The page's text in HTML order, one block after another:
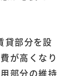
貸部分を設
が高くなり
部分の維持